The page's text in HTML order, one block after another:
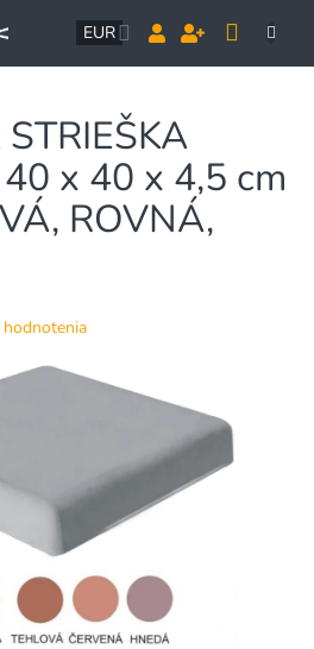
EUR
x 40 x 4,5 cm
ROVNÁ,